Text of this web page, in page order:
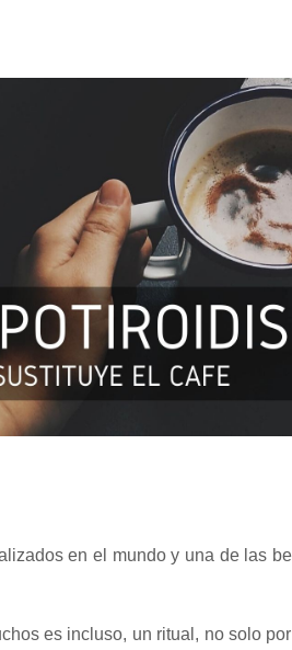
en el mundo y una de las
es incluso, un ritual, no solo